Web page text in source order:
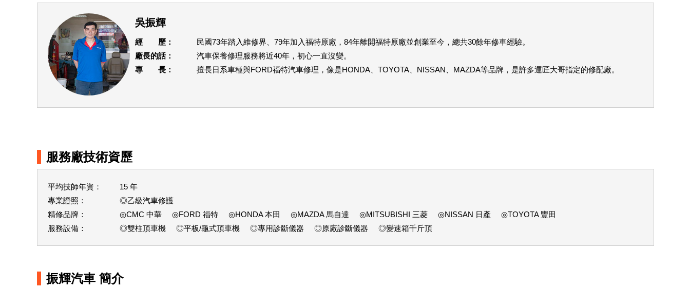
魏德發
吳振輝
經 歷：
民國73年踏入維修界、79年加入福特原廠，84年離開福特原廠並創業至今，總共30餘年修車經驗。
廠長的話：
汽車保養修理服務將近40年，初心一直沒變。
專 長：
擅長日系車種與FORD福特汽車修理，像是HONDA、TOYOTA、NISSAN、MAZDA等品牌，是許多運匠大哥指定的修配廠。
服務廠技術資歷
平均技師年資： 15 年
專業證照：
◎乙級汽車修護
精修品牌：
◎CMC 中華 ◎FORD 福特 ◎HONDA 本田 ◎MAZDA 馬自達 ◎MITSUBISHI 三菱 ◎NISSAN 日產
◎TOYOTA 豐田
服務設備：
◎雙柱頂車機 ◎平板/龜式頂車機 ◎專用診斷儀器 ◎原廠診斷儀器 ◎變速箱千斤頂
振輝汽車 簡介